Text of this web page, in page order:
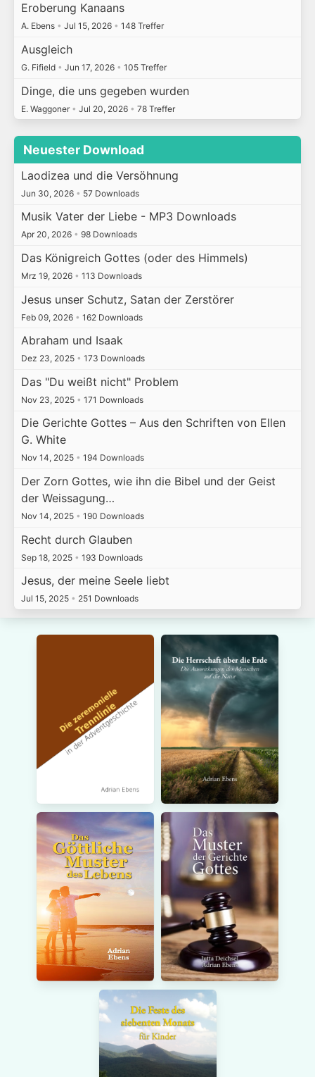
Eroberung Kanaans
A. Ebens • Jul 15, 2026 • 148 Treffer
Ausgleich
G. Fifield • Jun 17, 2026 • 105 Treffer
Dinge, die uns gegeben wurden
E. Waggoner • Jul 20, 2026 • 78 Treffer
Neuester Download
Laodizea und die Versöhnung
Jun 30, 2026 • 57 Downloads
Musik Vater der Liebe - MP3 Downloads
Apr 20, 2026 • 98 Downloads
Das Königreich Gottes (oder des Himmels)
Mrz 19, 2026 • 113 Downloads
Jesus unser Schutz, Satan der Zerstörer
Feb 09, 2026 • 162 Downloads
Abraham und Isaak
Dez 23, 2025 • 173 Downloads
Das "Du weißt nicht" Problem
Nov 23, 2025 • 171 Downloads
Die Gerichte Gottes – Aus den Schriften von Ellen
G. White
Nov 14, 2025 • 194 Downloads
Der Zorn Gottes, wie ihn die Bibel und der Geist
der Weissagung…
Nov 14, 2025 • 190 Downloads
Recht durch Glauben
Sep 18, 2025 • 193 Downloads
Jesus, der meine Seele liebt
Jul 15, 2025 • 251 Downloads